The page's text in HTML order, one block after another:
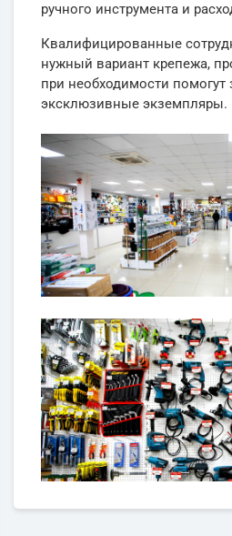
ручного инструмента и
Квалифицированные
нужный вариант крепежа,
при необходимости помогут
эксклюзивные экземпляры.